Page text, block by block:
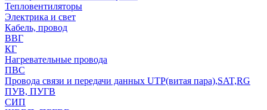
Тепловентиляторы
Электрика и свет
Кабель, провод
ВВГ
КГ
Нагревательные провода
ПВС
Провода связи и передачи данных UTP(витая пара),SAT,RG
ПУВ, ПУГВ
СИП